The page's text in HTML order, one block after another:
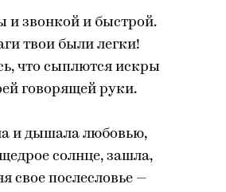
и звонкой и быстрой.
твои были легки!
что сыплются искры
говорящей руки.
и дышала любовью,
солнце, зашла,
свое послесловье —